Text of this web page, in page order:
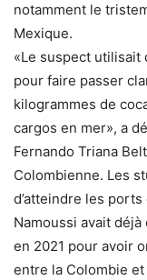
notamment le
Mexique.
«Le suspect utilisait
pour faire passer
kilogrammes de
cargos en mer», a
Fernando Triana
Colombienne. Les
d’atteindre les ports
Namoussi avait
en 2021 pour avoir
entre la Colombie et